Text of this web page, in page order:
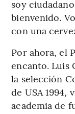
soy
bienvenido.
con una
Por ahora, el
encanto. Luis
la selección
de USA 1994,
academia de